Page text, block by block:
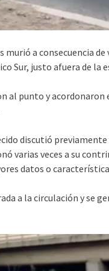
murió a consecuencia
Sur, justo afuera de la
al punto y
discutió previamente
varias veces a su
datos o
a la circulación y se